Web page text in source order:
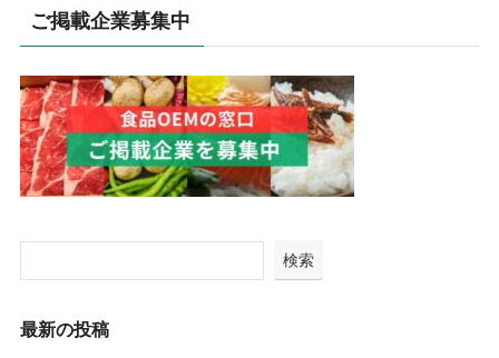
ご掲載企業募集中
検索
最新の投稿